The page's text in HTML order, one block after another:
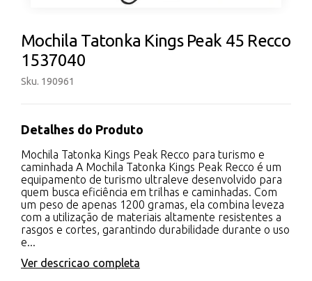
Mochila Tatonka Kings Peak 45 Recco
1537040
Sku. 190961
Detalhes do Produto
Mochila Tatonka Kings Peak Recco para turismo e
caminhada A Mochila Tatonka Kings Peak Recco é um
equipamento de turismo ultraleve desenvolvido para
quem busca eficiência em trilhas e caminhadas. Com
um peso de apenas 1200 gramas, ela combina leveza
com a utilização de materiais altamente resistentes a
rasgos e cortes, garantindo durabilidade durante o uso
e...
Ver descricao completa